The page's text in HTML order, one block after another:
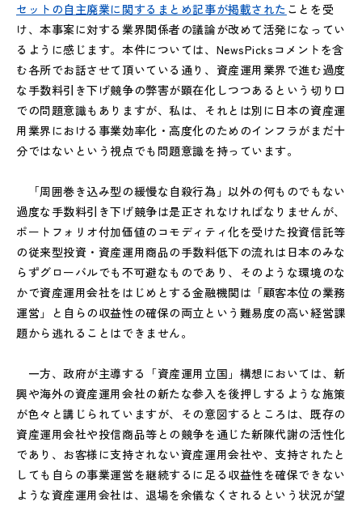
セットの自主廃業に関するまとめ記事が掲載された ことを受
け、本事案に対する業界関係者の議論が改めて活発になってい
るように感じます。本件については、NewsPicksコメントを含
む各所でお話させて頂いている通り、資産運用業界で進む過度
な手数料引き下げ競争の弊害が顕在化しつつあるという切り口
での問題意識もありますが、私は、それとは別に日本の資産運
用業界における事業効率化・高度化のためのインフラがまだ十
分ではないという視点でも問題意識を持っています。
「周囲巻き込み型の緩慢な自殺行為」以外の何ものでもない
過度な手数料引き下げ競争は是正されなければなりませんが、
ポートフォリオ付加価値のコモディティ化を受けた投資信託等
の従来型投資・資産運用商品の手数料低下の流れは日本のみな
らずグローバルでも不可避なものであり、そのような環境のな
かで資産運用会社をはじめとする金融機関は「顧客本位の業務
運営」と自らの収益性の確保の両立という難易度の高い経営課
題から逃れることはできません。
一方、政府が主導する「資産運用立国」構想においては、新
興や海外の資産運用会社の新たな参入を後押しするような施策
が色々と講じられていますが、その意図するところは、既存の
資産運用会社や投信商品等との競争を通じた新陳代謝の活性化
であり、お客様に支持されない資産運用会社や、支持されたと
しても自らの事業運営を継続するに足る収益性を確保できない
ような資産運用会社は、退場を余儀なくされるという状況が望